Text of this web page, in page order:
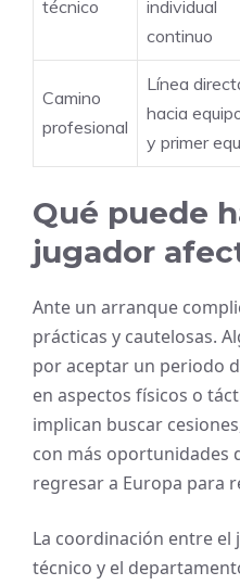
técnico
individual
continuo
Camino
profesional
Línea
hacia
y primer
Qué puede
jugador
Ante un arranque
prácticas y cautelosas.
por aceptar un periodo
en aspectos físicos o
implican buscar
con más oportunidades
regresar a Europa para
La coordinación entre el
técnico y el